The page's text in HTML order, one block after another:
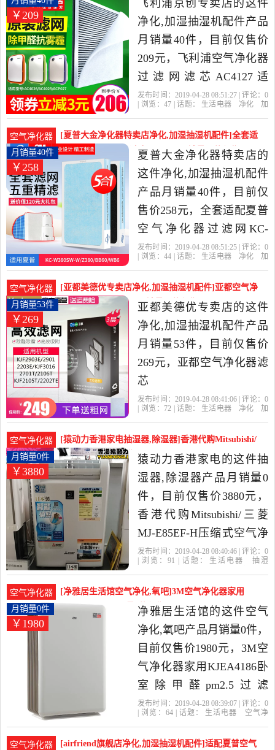
抽湿机配件，由上海发
货。
￥209
飞利浦京创专卖店的这件
净化,加湿抽湿机配件产品
月销量40件，目前仅售价
209元，飞利浦空气净化器
过滤网滤芯AC4127适
AC4025AC4026ACP027原
创专卖店精选生活电器当
中性价比很高的净化,加湿
抽湿机配件，由北京发
货。
发布时间：2019-04-28 08:51:27 | 评论： 0
| 浏览：47 | 话题： 生活电器 净化
加
空气净化器
[夏普大金净化器特卖店净化,加湿抽湿机配件]全套适
配夏普空气净化器过滤网KC-W月销量40件仅售258元
￥258
月销量40件
夏普大金净化器特卖店的
这件净化,加湿抽湿机配件
产品月销量40件，目前仅
售价258元，全套适配夏普
空气净化器过滤网KC-
W380SW-
2019年夏普大金净化器特
卖店精选生活电器当中性
价比很高的净化,加湿抽湿
机配件，由北京发货。
发布时间：2019-04-28 08:51:25 | 评论： 0
| 浏览：44 | 话题： 生活电器 净化
加
空气净化器
[亚都美德优专卖店净化,加湿抽湿机配件]亚都空气净
化器滤芯HJZ2202/K月销量53件仅售269元
￥269
月销量53件
亚都美德优专卖店的这件
净化,加湿抽湿机配件产品
月销量53件，目前仅售价
269元，亚都空气净化器滤
芯
HJZ2202/KJF2202T/2901/
德优专卖店精选生活电器
当中性价比很高的净化,加
湿抽湿机配件，由北京发
货。
发布时间：2019-04-28 08:41:06 | 评论： 0
| 浏览： 72 | 话题： 生活电器 净化
加
空气净化器
[猿动力香港家电抽湿器,除湿器]香港代购Mitsubishi/
三菱 月销量0件仅售3880元
￥3880
月销量0件
猿动力香港家电的这件抽
湿器,除湿器产品月销量0
件，目前仅售价3880元，
香港代购Mitsubishi/三菱
MJ-E85EF-H压缩式空气净
化14公升除湿器是2019年
电器当中性价比很高的抽
湿器,除湿器，由香港 九龙
发货。
发布时间：2019-04-28 08:40:46 | 评论： 0
| 浏览： 91 | 话题： 生活电器
抽湿
空气净化器
[净雅居生活馆空气净化,氧吧]3M空气净化器家用
KJEA4186卧月销量0件仅售1980元
￥1980
月销量0件
净雅居生活馆的这件空气
净化,氧吧产品月销量0件，
目前仅售价1980元，3M空
气净化器家用KJEA4186卧
室除甲醛pm2.5过滤
PM0.003 wifi控制是2019年
器当中性价比很高的空气
发布时间：2019-04-28 08:39:07 | 评论： 0
| 浏览： 64| 话题： 生活电器
空气净
空气净化器
[airfriend旗舰店净化,加湿抽湿机配件]适配夏普空气